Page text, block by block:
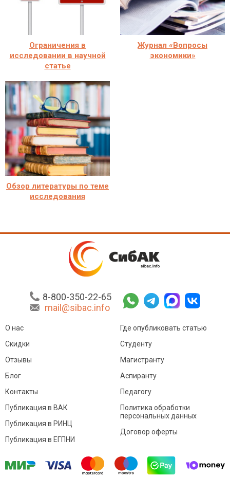
Ограничения в
исследовании в научной
статье
Журнал «Вопросы
экономики»
Обзор литературы по теме
исследования
8-800-350-22-65
mail@sibac.info
О нас
Скидки
Отзывы
Блог
Контакты
Где опубликовать статью
Студенту
Магистранту
Аспиранту
Педагогу
Публикация в ВАК
Публикация в РИНЦ
Публикация в ЕГПНИ
Политика обработки
персональных данных
Договор оферты